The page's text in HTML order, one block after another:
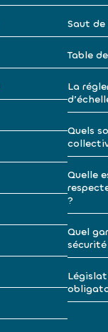
Saut
Table
La
Quels
Quelle
?
Quel